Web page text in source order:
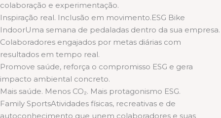
colaboração e experimentação.
Inspiração real. Inclusão em movimento.ESG Bike
IndoorUma semana de pedaladas dentro da sua empresa.
Colaboradores engajados por metas diárias com
resultados em tempo real.
Promove saúde, reforça o compromisso ESG e gera
impacto ambiental concreto.
Mais saúde. Menos CO₂. Mais protagonismo ESG.
Family SportsAtividades físicas, recreativas e de
autoconhecimento que unem colaboradores e suas